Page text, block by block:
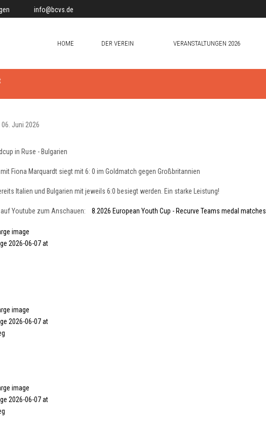
info@bcvs.de
HOME DER VEREIN VERANSTALTUNGEN 2026
Juni 2026
in Ruse - Bulgarien
Fiona Marquardt siegt mit 6: 0 im Goldmatch gegen Großbritannien
Italien und Bulgarien mit jeweils 6:0 besiegt werden. Ein starke Leistung!
auf Youtube zum Anschauen: 8.2026 European Youth Cup - Recurve Teams medal matches